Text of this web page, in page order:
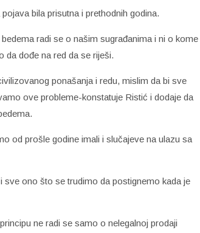
bila prisutna i prethodnih godina.
radi se o našim sugrađanima i ni o kome
da dođe na red da se riješi.
ponašanja i redu, mislim da bi sve
ove probleme-konstatuje Ristić i dodaje da
od prošle godine imali i slučajeve na ulazu sa
sve ono što se trudimo da postignemo kada je
ne radi se samo o nelegalnoj prodaji